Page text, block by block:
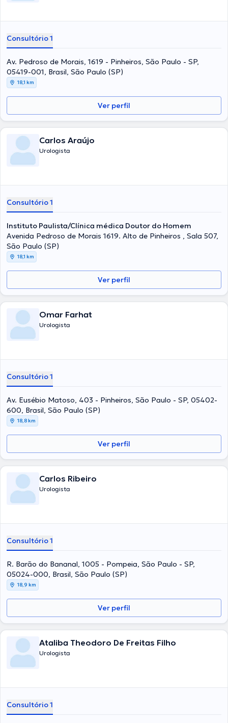
Consultório 1
Av. Pedroso de Morais, 1619 - Pinheiros, São Paulo - SP,
05419-001, Brasil, São Paulo (SP)
18,1 km
Ver perfil
Carlos Araújo
Urologista
Consultório 1
Instituto Paulista/Clínica médica Doutor do Homem
Avenida Pedroso de Morais 1619. Alto de Pinheiros , Sala 507,
São Paulo (SP)
18,1 km
Ver perfil
Omar Farhat
Urologista
Consultório 1
Av. Eusébio Matoso, 403 - Pinheiros, São Paulo - SP, 05402-
600, Brasil, São Paulo (SP)
18,8 km
Ver perfil
Carlos Ribeiro
Urologista
Consultório 1
R. Barão do Bananal, 1005 - Pompeia, São Paulo - SP,
05024-000, Brasil, São Paulo (SP)
18,9 km
Ver perfil
Ataliba Theodoro De Freitas Filho
Urologista
Consultório 1